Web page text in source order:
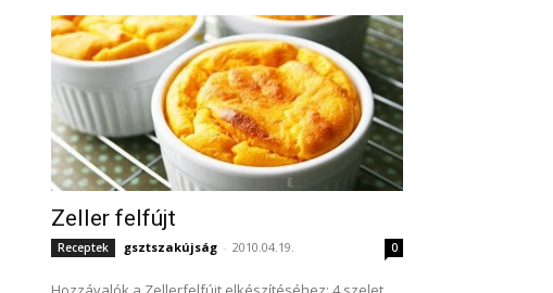
Zeller felfújt
Receptek gsztszakújság - 2010.04.19. 0